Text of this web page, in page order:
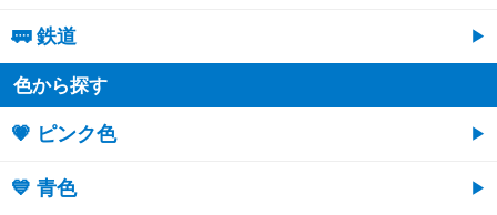
🚃 鉄道
色から探す
💗 ピンク色
💙 青色